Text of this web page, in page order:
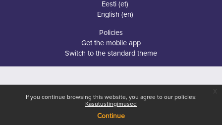
If you continue browsing this website, you agree to our policies:
Kasutustingimused
Continue
Eesti ‎(et)‎
English ‎(en)‎
Policies
Get the mobile app
Switch to the standard theme